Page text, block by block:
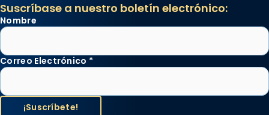
Suscríbase a nuestro boletín electrónico:
Nombre
Correo Electrónico *